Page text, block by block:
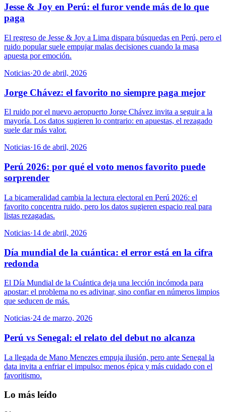
Jesse & Joy en Perú: el furor vende más de lo que
paga
El regreso de Jesse & Joy a Lima dispara búsquedas en Perú, pero el
ruido popular suele empujar malas decisiones cuando la masa
apuesta por emoción.
Noticias·20 de abril, 2026
Jorge Chávez: el favorito no siempre paga mejor
El ruido por el nuevo aeropuerto Jorge Chávez invita a seguir a la
mayoría. Los datos sugieren lo contrario: en apuestas, el rezagado
suele dar más valor.
Noticias·16 de abril, 2026
Perú 2026: por qué el voto menos favorito puede
sorprender
La bicameralidad cambia la lectura electoral en Perú 2026: el
favorito concentra ruido, pero los datos sugieren espacio real para
listas rezagadas.
Noticias·14 de abril, 2026
Día mundial de la cuántica: el error está en la cifra
redonda
El Día Mundial de la Cuántica deja una lección incómoda para
apostar: el problema no es adivinar, sino confiar en números limpios
que seducen de más.
Noticias·24 de marzo, 2026
Perú vs Senegal: el relato del debut no alcanza
La llegada de Mano Menezes empuja ilusión, pero ante Senegal la
data invita a enfriar el impulso: menos épica y más cuidado con el
favoritismo.
Lo más leído